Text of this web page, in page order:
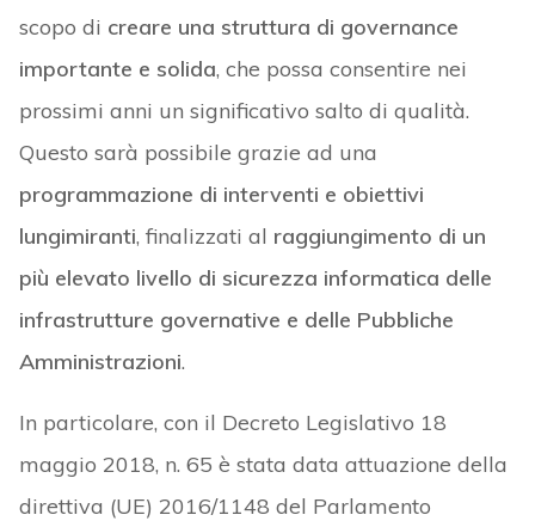
scopo di creare una struttura di governance
importante e solida, che possa consentire nei
prossimi anni un significativo salto di qualità.
Questo sarà possibile grazie ad una
programmazione di interventi e obiettivi
lungimiranti, finalizzati al raggiungimento di un
più elevato livello di sicurezza informatica delle
infrastrutture governative e delle Pubbliche
Amministrazioni.
In particolare, con il Decreto Legislativo 18
maggio 2018, n. 65 è stata data attuazione della
direttiva (UE) 2016/1148 del Parlamento